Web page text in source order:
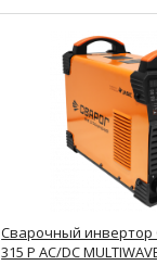
Сварочный инвертор
315 P AC/DC